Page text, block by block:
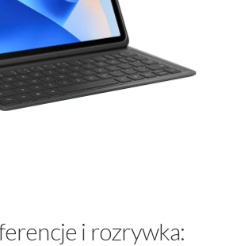
i rozrywka: